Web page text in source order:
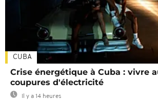
CUBA
Crise énergétique à Cuba : vivre
coupures d'électricité
Il y a 14 heures